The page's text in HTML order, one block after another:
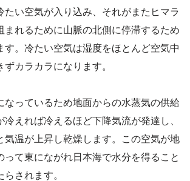
たい空気が入り込み、それがまたヒマラ
まれるために山脈の北側に停滞するため
す。冷たい空気は湿度をほとんど空気中
カラカラになります。
なっているため地面からの水蒸気の供給
冷えれば冷えるほど下降気流が発達し、
気温が上昇し乾燥します。この空気が地
って東にながれ日本海で水分を得ること
されます。